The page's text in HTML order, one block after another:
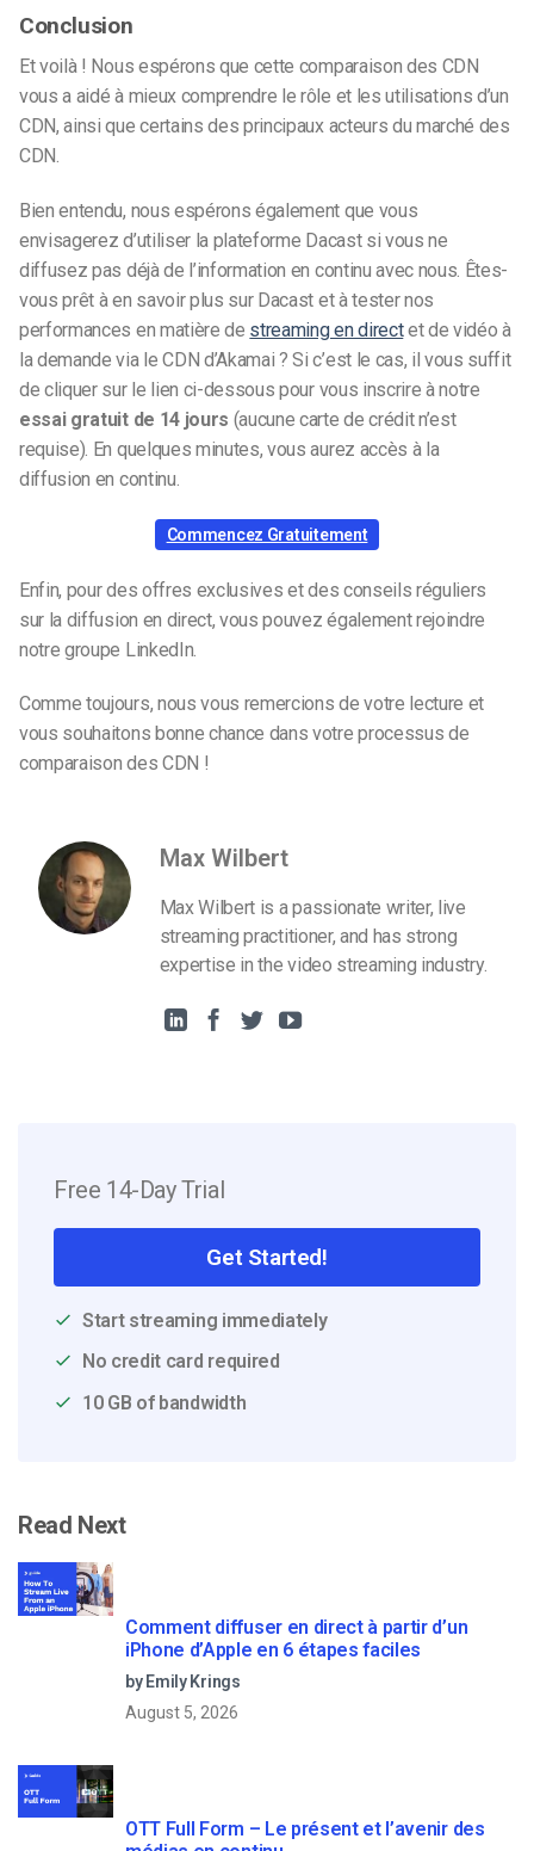
Conclusion
Et voilà ! Nous espérons que cette comparaison des CDN
vous a aidé à mieux comprendre le rôle et les utilisations d’un
CDN, ainsi que certains des principaux acteurs du marché des
CDN.
Bien entendu, nous espérons également que vous
envisagerez d’utiliser la plateforme Dacast si vous ne
diffusez pas déjà de l’information en continu avec nous. Êtes-
vous prêt à en savoir plus sur Dacast et à tester nos
performances en matière de streaming en directet de vidéo à
la demande via le CDN d’Akamai ? Si c’est le cas, il vous suffit
de cliquer sur le lien ci-dessous pour vous inscrire à notre
essai gratuit de 14 jours (aucune carte de crédit n’est
requise). En quelques minutes, vous aurez accès à la
diffusion en continu.
Commencez Gratuitement
Enfin, pour des offres exclusives et des conseils réguliers
sur la diffusion en direct, vous pouvez également rejoindre
notre groupe LinkedIn.
Comme toujours, nous vous remercions de votre lecture et
vous souhaitons bonne chance dans votre processus de
comparaison des CDN !
Max Wilbert
Max Wilbert is a passionate writer, live
streaming practitioner, and has strong
expertise in the video streaming industry.
Free 14-Day Trial
Get Started!
Start streaming immediately
No credit card required
10 GB of bandwidth
Read Next
Comment diffuser en direct à partir d’un
iPhone d’Apple en 6 étapes faciles
by Emily Krings
August 5, 2026
OTT Full Form – Le présent et l’avenir des